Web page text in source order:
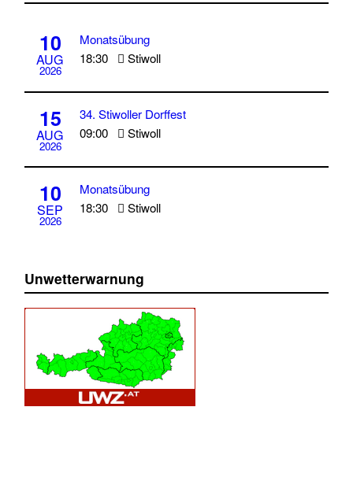
10
AUG
2026
Monatsübung
18:30
Stiwoll
15
AUG
2026
34. Stiwoller Dorffest
09:00
Stiwoll
10
SEP
2026
Monatsübung
18:30
Stiwoll
Unwetterwarnung